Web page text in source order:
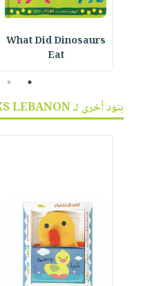
What Did Dinosaurs
Eat
1
2
بنود أخرى لـ INSPIRING BOOKS LEBANON :